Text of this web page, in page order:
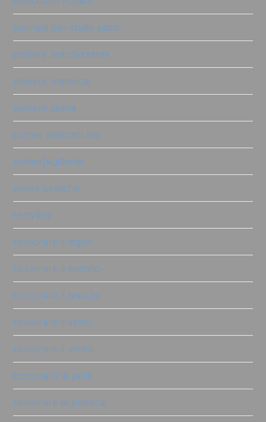
pennelli per chalk paint
polvere antichizzante
polvere materica
polvere salina
primer antimacchia
primer|sigillante
prove pratiche
restyling
ricolorare il legno
ricolorare il metallo
ricolorare il tessuto
ricolorare il vetro
ricolorare il vimini
ricolorare la pelle
ricolorare la plastica